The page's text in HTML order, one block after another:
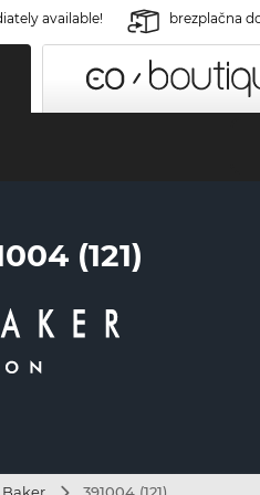
available! brezplačna
(121)